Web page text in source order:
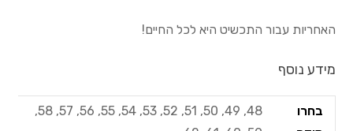
האחריות עבור התכשיט היא לכל החיים!
מידע נוסף
בחרו
48, 49, 50, 51, 52, 53, 54, 55, 56, 57, 58,